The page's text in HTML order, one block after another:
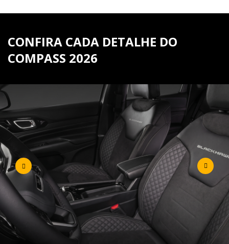
CONFIRA CADA DETALHE DO
COMPASS 2026